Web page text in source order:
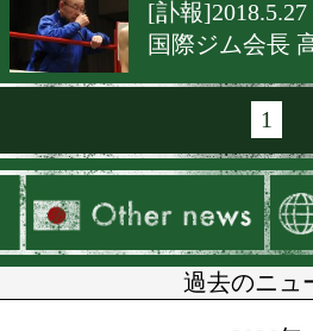
[ニュース
戸部洋平
[告知
漫画家ち
[告知
八重樫東